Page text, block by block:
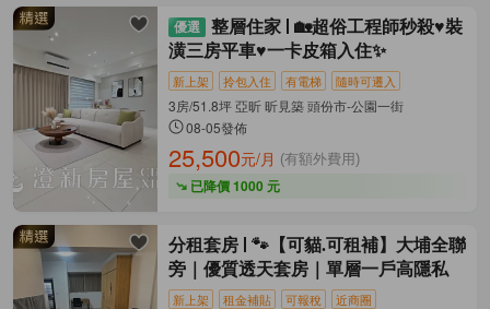
整層住家
🏡超俗工程師秒殺♥️裝
潢三房平車♥️一卡皮箱入住✨
新上架 拎包入住 有電梯 隨時可遷入
3房/51.8坪 亞昕 昕見築 頭份市-公園一街
08-05發佈
25,500元/月 (有額外費用)
已降價 1000 元
分租套房
🐾【可貓.可租補】大埔全聯
旁｜優質透天套房｜單層一戶高隱私
新上架 租金補貼 可報稅 近商圈